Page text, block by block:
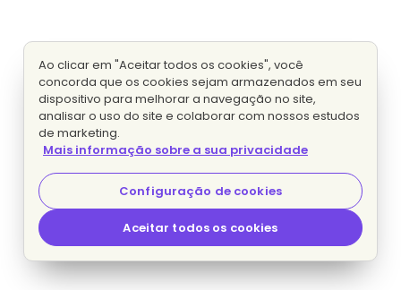
Ao clicar em "Aceitar todos os cookies", você
concorda que os cookies sejam armazenados em seu
dispositivo para melhorar a navegação no site,
analisar o uso do site e colaborar com nossos estudos
de marketing.
Mais informação sobre a sua privacidade
Configuração de cookies
Aceitar todos os cookies